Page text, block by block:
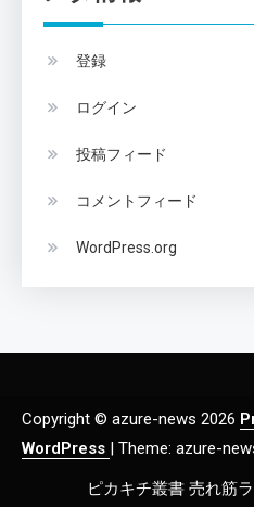
登録
ログイン
投稿フィード
コメントフィード
WordPress.org
Copyright © azure-news 2026
WordPress | Theme: azure-
ピカキチ叢書 売れ筋